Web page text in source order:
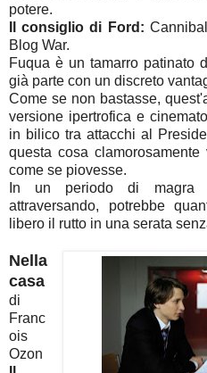
potere.
Il consiglio di Ford:
Blog War.
Fuqua è un tamarro patinato
già parte con un discreto
Come se non bastasse,
versione ipertrofica e
in bilico tra attacchi al
questa cosa
come se piovesse.
In un periodo di magra
attraversando, potrebbe
libero il rutto in una serata
Nella
casa
di
Franc
ois
Ozon